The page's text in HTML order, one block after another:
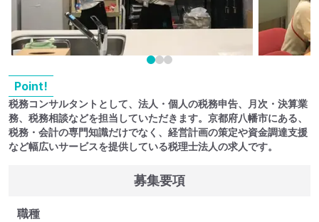
Point!
税務コンサルタントとして、法人・個人の税務申告、月次・決算業
務、税務相談などを担当していただきます。京都府八幡市にある、
税務・会計の専門知識だけでなく、経営計画の策定や資金調達支援
など幅広いサービスを提供している税理士法人の求人です。
募集要項
職種